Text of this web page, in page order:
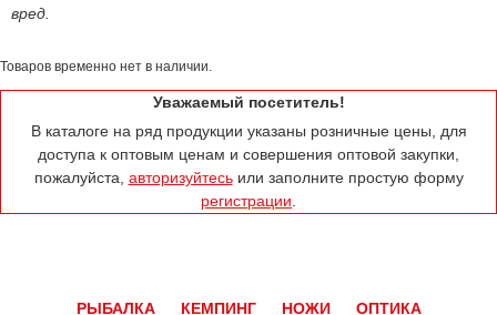
вред.
Товаров временно нет в наличии.
Уважаемый посетитель!
В каталоге на ряд продукции указаны розничные цены, для
доступа к оптовым ценам и совершения оптовой закупки,
пожалуйста, авторизуйтесьили заполните простую форму
регистрации
РЫБАЛКА КЕМПИНГ НОЖИ ОПТИКА